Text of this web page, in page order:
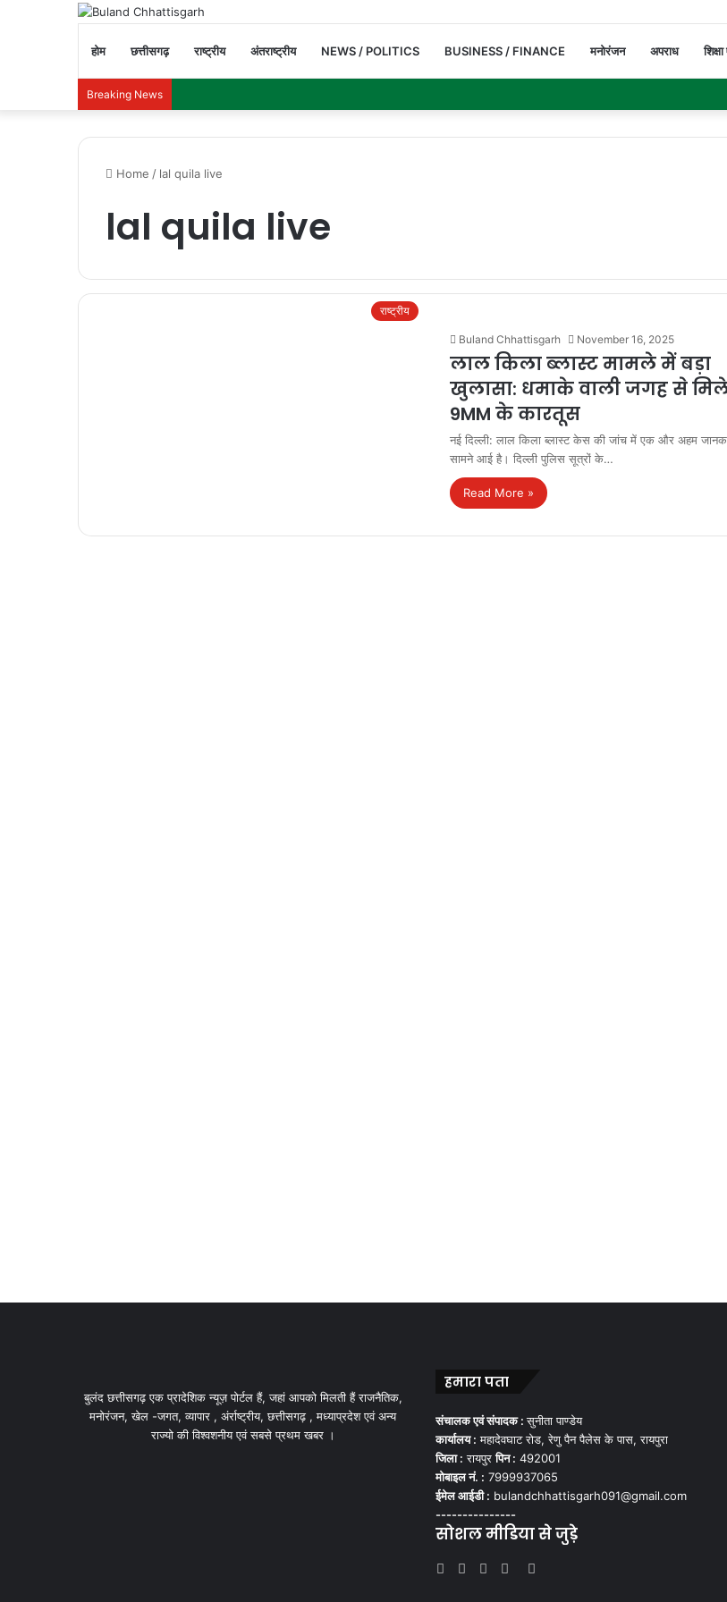
होम छत्तीसगढ़ राष्ट्रीय अंतराष्ट्रीय NEWS / POLITICS BUSINESS / FINANCE मनोरंजन अपराध
Breaking News
Home / lal quila live
lal quila live
राष्ट्रीय
Buland Chhattisgarh November 16, 2025
लाल किला ब्लास्ट मामले में बड़ा
खुलासा: धमाके वाली जगह से
9MM के कारतूस
नई दिल्ली: लाल किला ब्लास्ट केस की जांच में एक और अहम
सामने आई है। दिल्ली पुलिस सूत्रों के…
Read More »
बुलंद छत्तीसगढ़ एक प्रादेशिक न्यूज़ पोर्टल हैं, जहां आपको मिलती हैं राजनैतिक,
मनोरंजन, खेल -जगत, व्यापार , अंर्राष्ट्रीय, छत्तीसगढ़ , मध्याप्रदेश एवं अन्य
राज्यो की विश्वशनीय एवं सबसे प्रथम खबर ।
हमारा पता
संचालक एवं संपादक :सुनीता पाण्डेय
कार्यालय : महादेवघाट रोड, रेणु पैन पैलेस के पास, रायपुरा
जिला : रायपुरपिन : 492001
मोबाइल नं. : 7999937065
ईमेल आईडी : bulandchhattisgarh091@gmail.com
---------------
सोशल मीडिया से जुड़े
Facebook
TwitterYouTubeInstagram